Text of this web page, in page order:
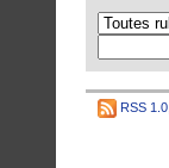
RSS 1.0